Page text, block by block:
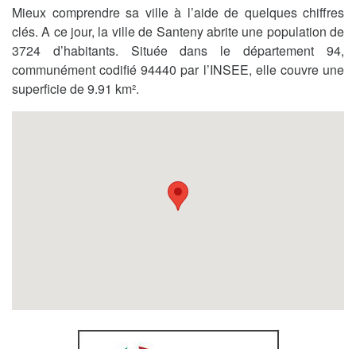
Mieux comprendre sa ville à l’aide de quelques chiffres
clés. A ce jour, la ville de Santeny abrite une population de
3724 d’habitants. Située dans le département 94,
communément codifié 94440 par l’INSEE, elle couvre une
superficie de 9.91 km².